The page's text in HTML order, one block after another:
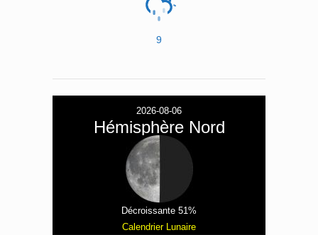
9
2026-08-06
Hémisphère Nord
Décroissante 51%
Calendrier Lunaire